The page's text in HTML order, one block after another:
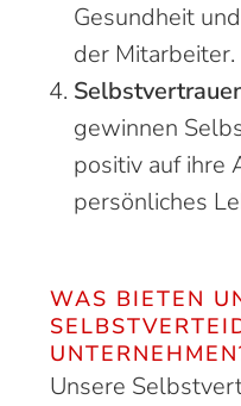
Gesundheit
der Mitarbeiter.
gewinnen
positiv auf ihre
persönliches
WAS BIETEN
Unsere